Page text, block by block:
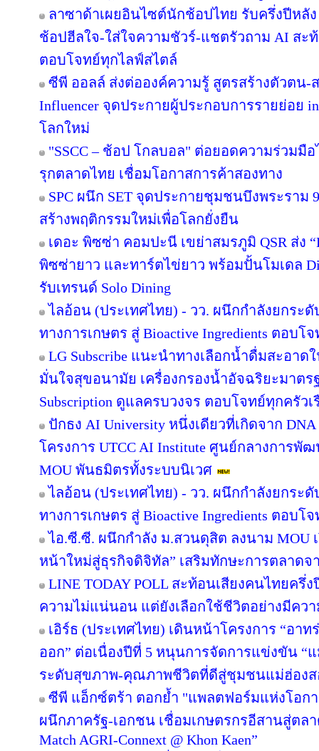
ลาซาด้าเผยอินไซต์นักช้อปไทย รับครึ่งปีหลัง
ช้อปฮีลใจ-ใส่ใจความชัวร์-แชตรัวถาม AI ส
ตอบโจทย์ทุกไลฟ์สไตล์
ซีพี ออลล์ ส่งต่อองค์ความรู้ สูตรสร้างตัวตน-
Influencer จุดประกายผู้ประกอบการรายย่อย
โลกใหม่
"SSCC – ช้อป โกลบอล" ต่อยอดความร่วมมื
รุกตลาดไทย เชื่อมโอกาสการค้าสองทาง
SPC ผนึก SET จุดประกายชุมชนบึงพระรา
สร้างพฤติกรรมใหม่เพื่อโลกยั่งยืน
เดอะ พิซซ่า คอมปะนี เขย่าสมรภูมิ QSR ส่ง
พิซซ่ายาว และทาร์ตไข่ยาว พร้อมปั้นโมเดล
รับเทรนด์ Solo Dining
ไลอ้อน (ประเทศไทย) - วว. ผนึกกำลังยกระ
ทางการเกษตร สู่ Bioactive Ingredients ตอบโ
LG Subscribe แนะนำทางเลือกน้ำดื่มสะอา
มั่นใจสุขอนามัย เครื่องกรองน้ำอัจฉริยะมาต
Subscription ดูแลครบวงจร ตอบโจทย์ทุกครัวเ
ปักธง AI University หนึ่งเดียวที่เกิดจาก
โครงการ UTCC AI Institute ศูนย์กลางการพั
MOU พันธมิตรทั้งระบบนิเวศ
ไลอ้อน (ประเทศไทย) - วว. ผนึกกำลังยกระ
ทางการเกษตร สู่ Bioactive Ingredients ตอบโ
ไอ.ซี.ซี. ผนึกกำลัง ม.สวนดุสิต ลงนาม MOU
หน้าใหม่สู่ธุรกิจดิจิทัล” เสริมทักษะการตลาด
LINE TODAY POLL สะท้อนเสียงคนไทยครึ่
ความไม่แน่นอน แต่ยังเลือกใช้ชีวิตอย่างมีควา
เอิร์ธ (ประเทศไทย) เดินหน้าโครงการ “อา
ออก” ต่อเนื่องปีที่ 5 หนุนการจัดการแข่งขัน “
ระดับสุขภาพ-คุณภาพชีวิตที่ดีสู่ชุมชนแม่ฮ่อง
ซีพี แอ็กซ์ตร้า ตอกย้ำ "แพลตฟอร์มแห่งโอก
ผนึกภาครัฐ-เอกชน เชื่อมเกษตรกรอีสานสู่ตล
Match AGRI-Connext @ Khon Kaen”